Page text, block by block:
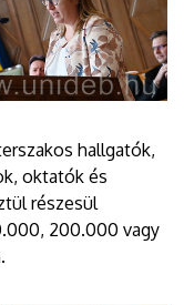
hallgatók,
oktatók és
részesül
200.000 vagy